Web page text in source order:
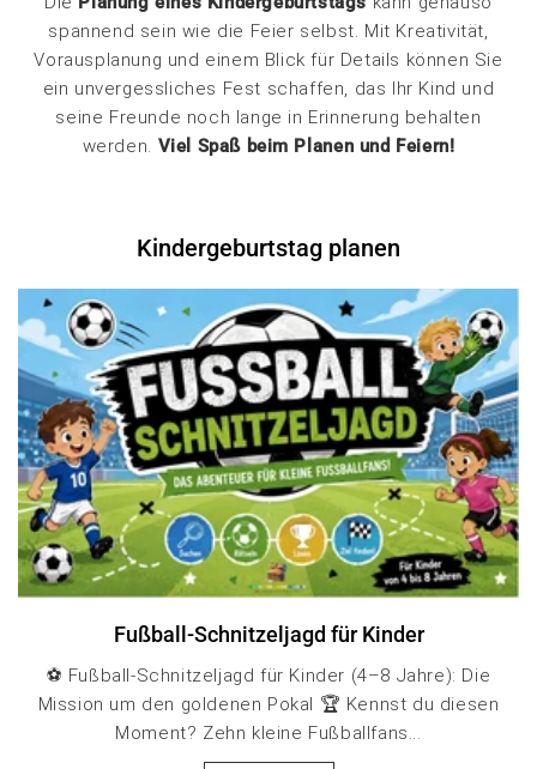
spannend sein wie die Feier selbst. Mit Kreativität,
Vorausplanung und einem Blick für Details können Sie
ein unvergessliches Fest schaffen, das Ihr Kind und
seine Freunde noch lange in Erinnerung behalten
werden. Viel Spaß beim Planen und Feiern!
Kindergeburtstag planen
Fußball-Schnitzeljagd für Kinder
⚽ Fußball-Schnitzeljagd für Kinder (4–8 Jahre): Die
Mission um den goldenen Pokal 🏆 Kennst du diesen
Moment? Zehn kleine Fußballfans...